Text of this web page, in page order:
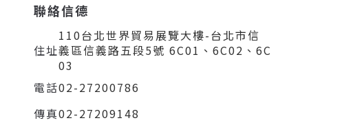
聯絡信德
住址
110台北世界貿易展覽大樓-台北市信
義區信義路五段5號 6C01、6C02、6C
03
電話02-27200786
傳真02-27209148